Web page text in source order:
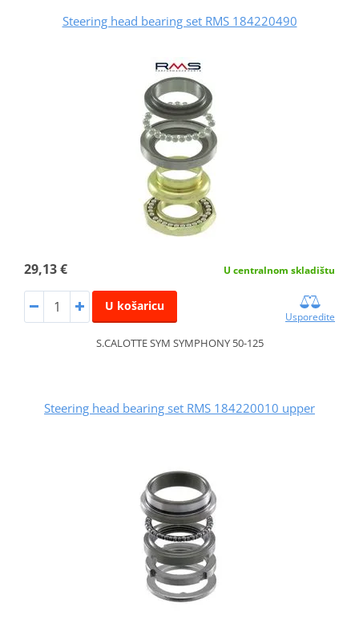
Steering head bearing set RMS 184220490
29,13 € U centralnom skladištu
U košaricu
Usporedite
S.CALOTTE SYM SYMPHONY 50-125
Steering head bearing set RMS 184220010 upper